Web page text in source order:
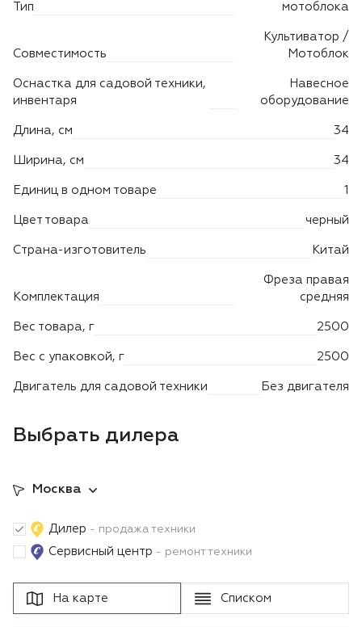
Моющие аппараты
Тип
мотоблока
Совместимость
Культиватор /
Мотоблок
Оснастка для садовой техники,
инвентаря
Навесное
оборудование
Длина, см 34
Ширина, см 34
Единиц в одном товаре 1
Цвет товара черный
Страна-изготовитель Китай
Комплектация
Фреза правая
средняя
Вес товара, г 2500
Вес с упаковкой, г 2500
Двигатель для садовой техники Без двигателя
Выбрать дилера
Москва
Дилер - продажа техники
Сервисный центр - ремонт техники
На карте Списком